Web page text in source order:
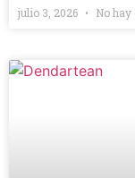
julio 3, 2026 No